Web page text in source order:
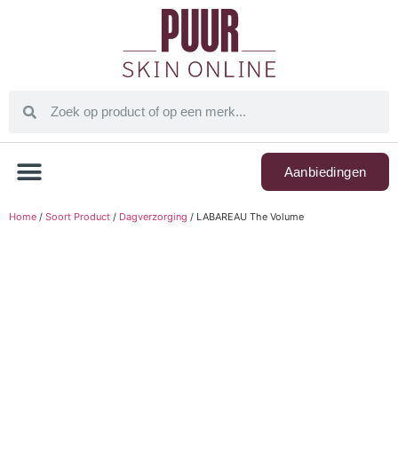
Aanbiedingen
Home / Soort Product / Dagverzorging / LABAREAU The Volume